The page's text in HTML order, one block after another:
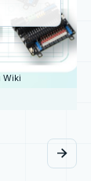
Wiki
Все
arrow_forward